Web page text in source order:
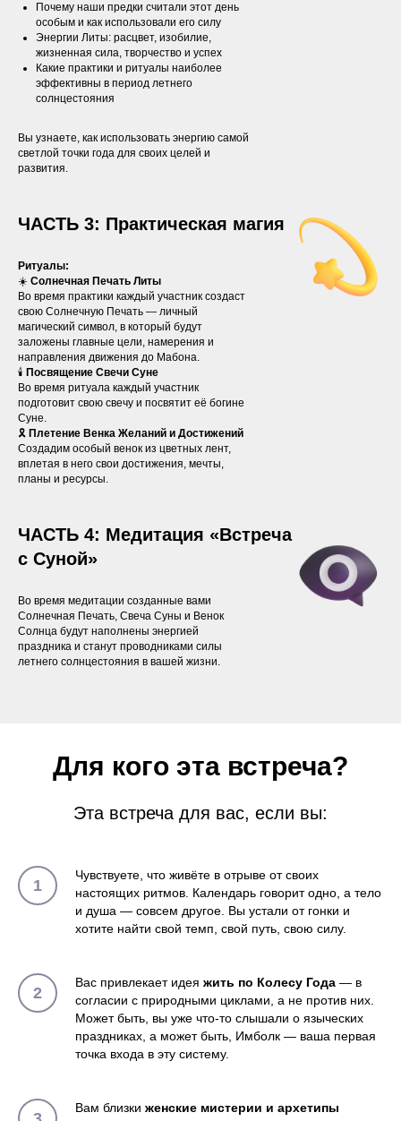
Почему наши предки считали этот день
особым и как использовали его силу
Энергии Литы: расцвет, изобилие,
жизненная сила, творчество и успех
Какие практики и ритуалы наиболее
эффективны в период летнего
солнцестояния
Вы узнаете, как использовать энергию самой
светлой точки года для своих целей и
развития.
ЧАСТЬ 3: Практическая магия
Ритуалы:
☀️ Солнечная Печать Литы
Во время практики каждый участник создаст
свою Солнечную Печать — личный
магический символ, в который будут
заложены главные цели, намерения и
направления движения до Мабона.
🕯️ Посвящение Свечи Суне
Во время ритуала каждый участник
подготовит свою свечу и посвятит её богине
Суне.
🎗️ Плетение Венка Желаний и Достижений
Создадим особый венок из цветных лент,
вплетая в него свои достижения, мечты,
планы и ресурсы.
ЧАСТЬ 4: Медитация «Встреча
с Суной»
Во время медитации созданные вами
Солнечная Печать, Свеча Суны и Венок
Солнца будут наполнены энергией
праздника и станут проводниками силы
летнего солнцестояния в вашей жизни.
Для кого эта встреча?
Эта встреча для вас, если вы:
Чувствуете, что живёте в отрыве от своих
настоящих ритмов. Календарь говорит одно, а тело
и душа — совсем другое. Вы устали от гонки и
хотите найти свой темп, свой путь, свою силу.
Вас привлекает идея жить по Колесу Года — в
согласии с природными циклами, а не против них.
Может быть, вы уже что-то слышали о языческих
праздниках, а может быть, Имболк — ваша первая
точка входа в эту систему.
Вам близки женские мистерии и архетипы